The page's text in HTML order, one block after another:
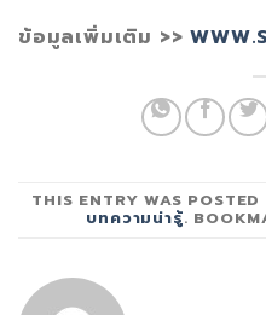
ข้อมูลเพิ่มเติม >>
THIS ENTRY WAS POSTED
บทความน่ารู้.